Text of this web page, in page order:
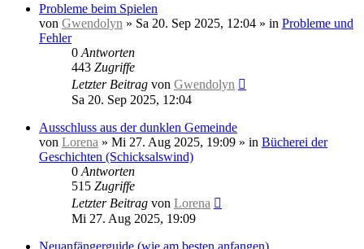
Probleme beim Spielen
von Gwendolyn » Sa 20. Sep 2025, 12:04 » in Probleme und
Fehler
0 Antworten
443 Zugriffe
Letzter Beitrag von Gwendolyn
Sa 20. Sep 2025, 12:04
Ausschluss aus der dunklen Gemeinde
von Lorena » Mi 27. Aug 2025, 19:09 » in Bücherei der
Geschichten (Schicksalswind)
0 Antworten
515 Zugriffe
Letzter Beitrag von Lorena
Mi 27. Aug 2025, 19:09
Neuanfängerguide (wie am besten anfangen)